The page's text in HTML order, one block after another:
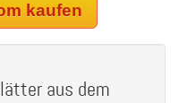
kaufen
aus dem